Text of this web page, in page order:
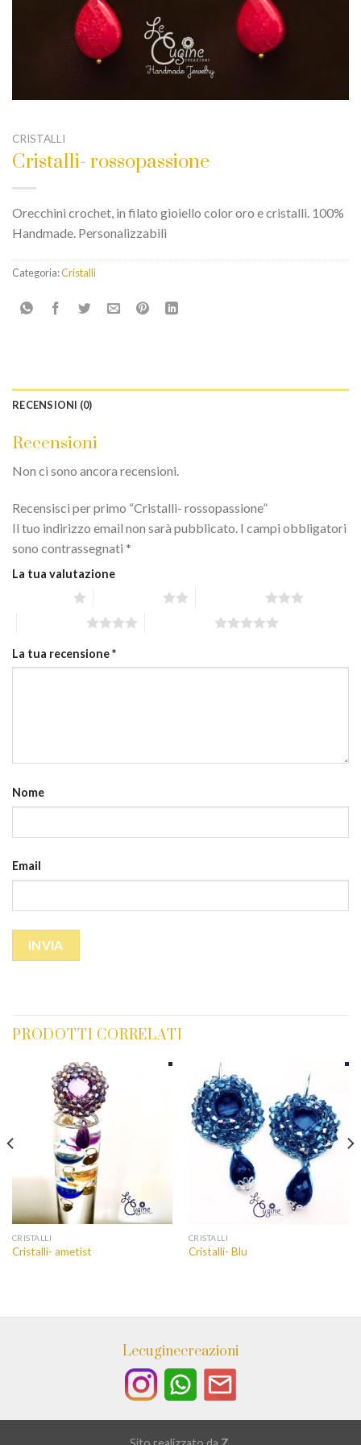
CRISTALLI
Cristalli- rossopassione
Orecchini crochet, in filato gioiello color oro e cristalli. 100%
Handmade. Personalizzabili
Categoria:Cristalli
RECENSIONI (0)
Recensioni
Non ci sono ancora recensioni.
Recensisci per primo “Cristalli- rossopassione”
Il tuo indirizzo email non sarà pubblicato. I campi obbligatori
sono contrassegnati *
La tua valutazione
La tua recensione*
Nome
Email
PRODOTTI CORRELATI
CRISTALLI
Cristalli- ametist
CRISTALLI
Cristalli- Blu
Lecuginecreazioni